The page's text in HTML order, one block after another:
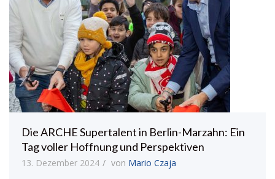
Die ARCHE Supertalent in Berlin-Marzahn: Ein
Tag voller Hoffnung und Perspektiven
13. Dezember 2024 von Mario Czaja